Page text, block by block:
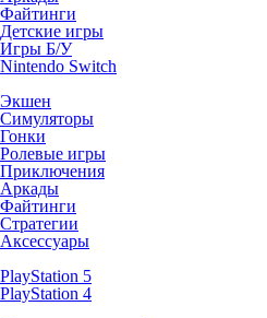
Файтинги
Детские игры
Игры Б/У
Nintendo Switch
Экшен
Симуляторы
Гонки
Ролевые игры
Приключения
Аркады
Файтинги
Стратегии
Аксессуары
PlayStation 5
PlayStation 4